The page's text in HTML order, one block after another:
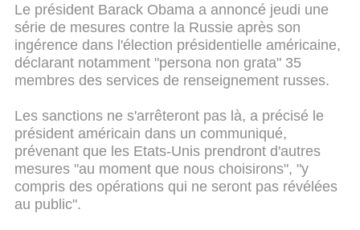
Le président Barack Obama a annoncé jeudi une
série de mesures contre la Russie après son
ingérence dans l'élection présidentielle américaine,
déclarant notamment "persona non grata" 35
membres des services de renseignement russes.
Les sanctions ne s'arrêteront pas là, a précisé le
président américain dans un communiqué,
prévenant que les Etats-Unis prendront d'autres
mesures "au moment que nous choisirons", "y
compris des opérations qui ne seront pas révélées
au public".